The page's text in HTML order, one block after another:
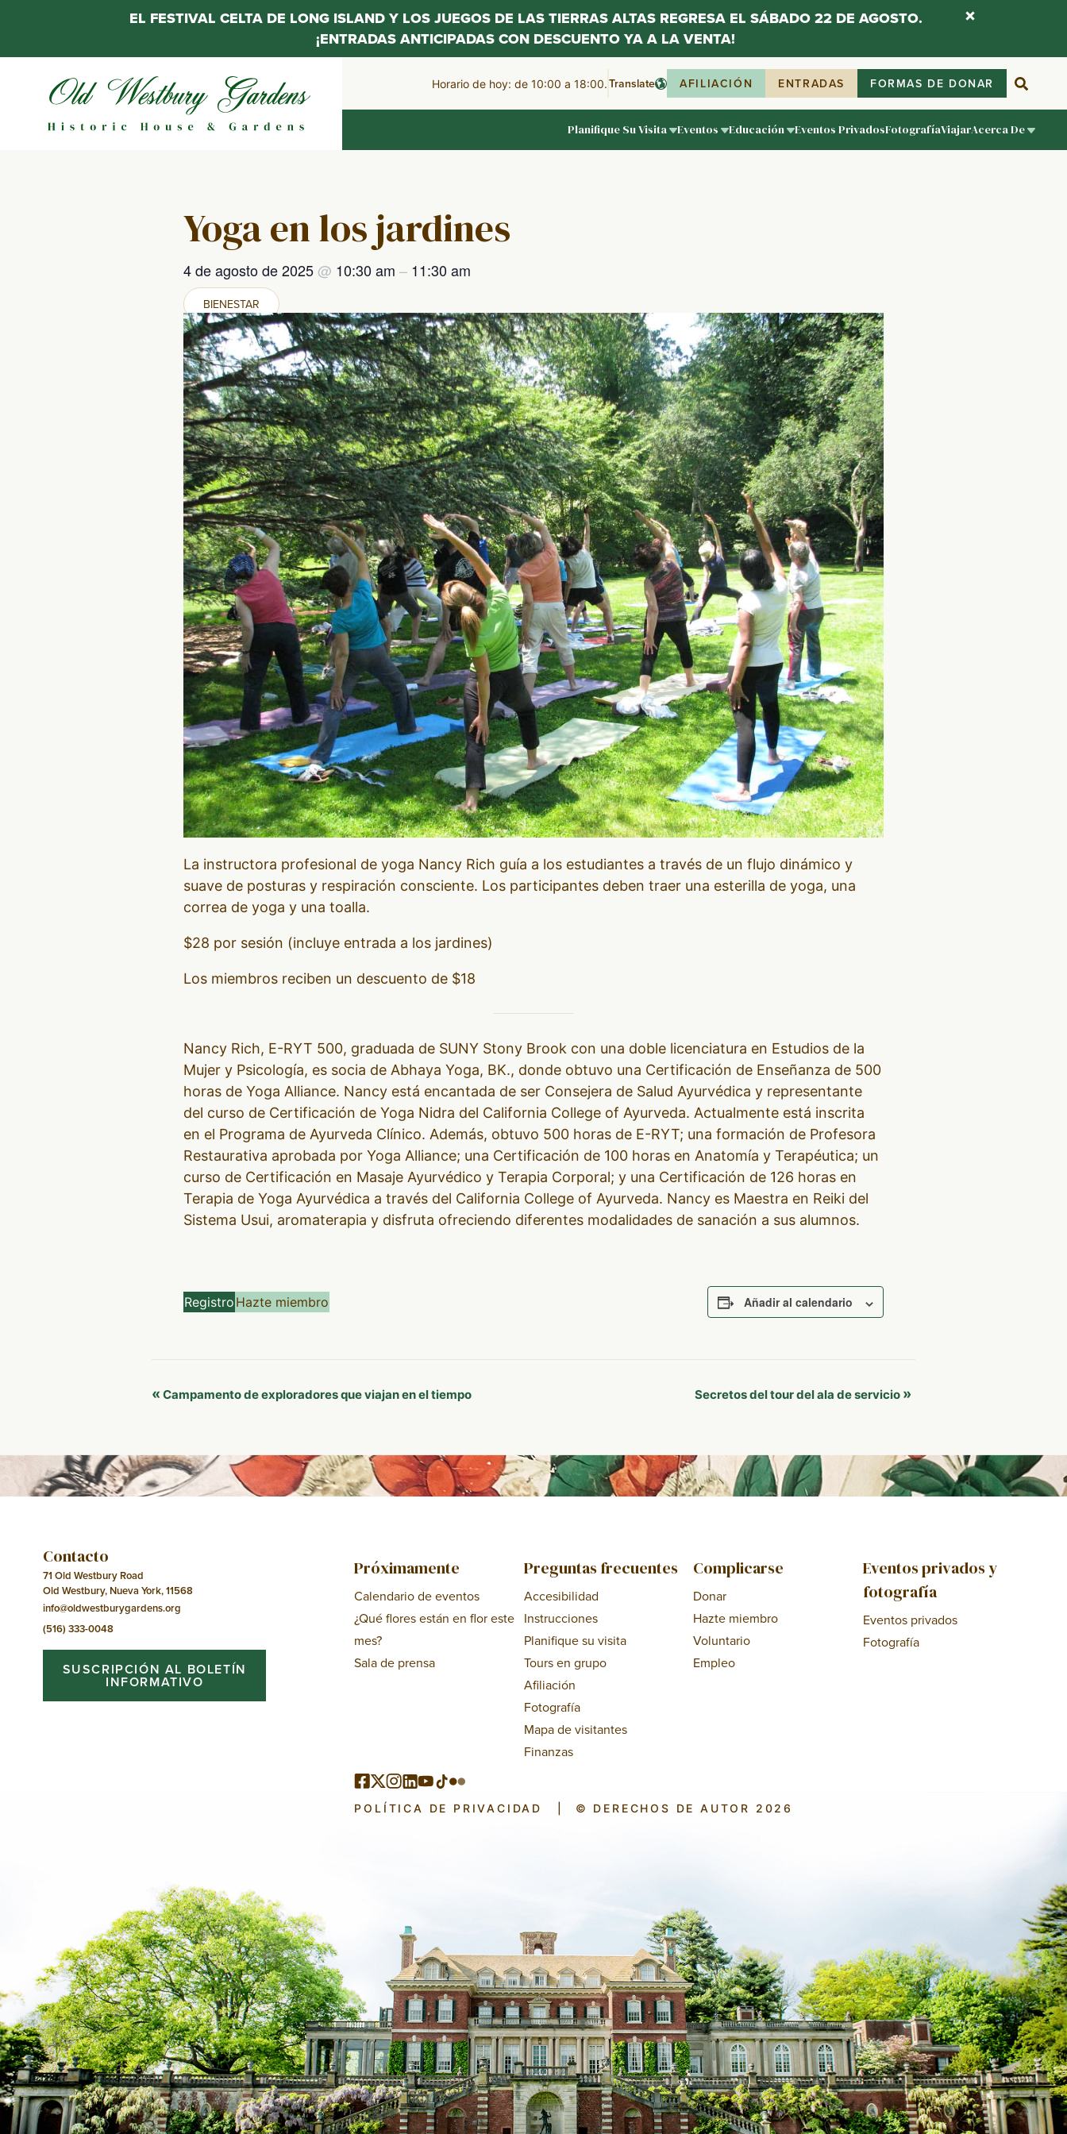
contenido
Horario de hoy: de 10:00 a 18:00.Translate AFILIACIÓN ENTRADAS FORMAS DE DONAR
Planifique Su Visita Eventos Educación Eventos PrivadosFotografíaViajarAcerca De
Yoga en los jardines
4 de agosto de 2025@ 10:30 am – 11:30 am
BIENESTAR
La instructora profesional de yoga Nancy Rich guía a los estudiantes a través de un flujo dinámico y
suave de posturas y respiración consciente. Los participantes deben traer una esterilla de yoga, una
correa de yoga y una toalla.
$28 por sesión (incluye entrada a los jardines)
Los miembros reciben un descuento de $18
Nancy Rich, E-RYT 500, graduada de SUNY Stony Brook con una doble licenciatura en Estudios de la
Mujer y Psicología, es socia de Abhaya Yoga, BK., donde obtuvo una Certificación de Enseñanza de 500
horas de Yoga Alliance. Nancy está encantada de ser Consejera de Salud Ayurvédica y representante
del curso de Certificación de Yoga Nidra del California College of Ayurveda. Actualmente está inscrita
en el Programa de Ayurveda Clínico. Además, obtuvo 500 horas de E-RYT; una formación de Profesora
Restaurativa aprobada por Yoga Alliance; una Certificación de 100 horas en Anatomía y Terapéutica; un
curso de Certificación en Masaje Ayurvédico y Terapia Corporal; y una Certificación de 126 horas en
Terapia de Yoga Ayurvédica a través del California College of Ayurveda. Nancy es Maestra en Reiki del
Sistema Usui, aromaterapia y disfruta ofreciendo diferentes modalidades de sanación a sus alumnos.
Registro Hazte miembro Añadir al calendario
Navegación
Evento
« Campamento de exploradores que viajan en el tiempo Secretos del tour del ala de servicio »
Contacto
71 Old Westbury Road
Old Westbury, Nueva York, 11568
info@oldwestburygardens.org
(516) 333-0048
SUSCRIPCIÓN AL BOLETÍN
INFORMATIVO
Próximamente
Calendario de eventos
¿Qué flores están en flor este
mes?
Sala de prensa
Preguntas frecuentes
Accesibilidad
Instrucciones
Planifique su visita
Tours en grupo
Afiliación
Fotografía
Mapa de visitantes
Finanzas
Complicarse
Donar
Hazte miembro
Voluntario
Empleo
Eventos privados y
fotografía
Eventos privados
Fotografía
POLÍTICA DE PRIVACIDAD © DERECHOS DE AUTOR 2026
EL FESTIVAL CELTA DE LONG ISLAND Y LOS JUEGOS DE LAS TIERRAS ALTAS REGRESA EL SÁBADO 22 DE AGOSTO.
¡ENTRADAS ANTICIPADAS CON DESCUENTO YA A LA VENTA!